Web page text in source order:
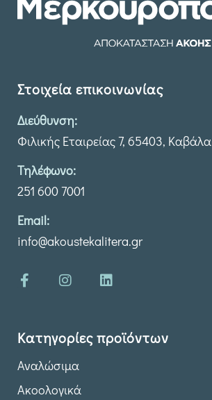
Στοιχεία επικοινωνίας
Διεύθυνση:
Φιλικής Εταιρείας 7, 65403, Καβάλα
Τηλέφωνο:
251 600 7001
Email:
info@akoustekalitera.gr
Κατηγορίες προϊόντων
Αναλώσιμα
Ακοολογικά